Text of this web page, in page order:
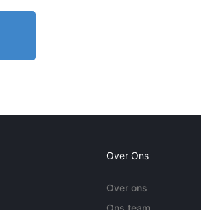
Over Ons
Over ons
Ons team